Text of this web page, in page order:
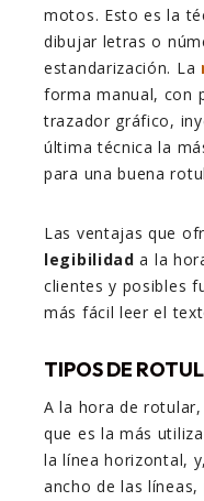
motos. Esto es la
dibujar letras o
estandarización. La
forma manual, con
trazador gráfico,
última técnica la
para una buena
Las ventajas que
legibilidad a la
clientes y posibles
más fácil leer el
TIPOS DE
A la hora de
que es la más
la línea horizontal,
ancho de las